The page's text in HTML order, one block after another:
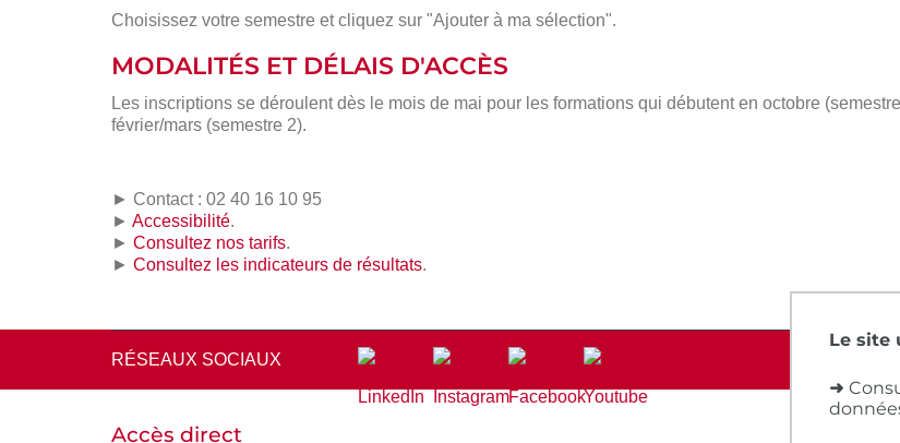
Le site
➜
Choisissez votre semestre et cliquez sur "Ajouter à ma sélection".
MODALITÉS ET DÉLAIS D'ACCÈS
Les inscriptions se déroulent dès le mois de mai pour les formations qui débutent en octobre
février/mars (semestre 2).
► Contact : 02 40 16 10 95
► Accessibilité.
► Consultez nos tarifs.
► Consultez les indicateurs de résultats.
RÉSEAUX SOCIAUX
Accès direct